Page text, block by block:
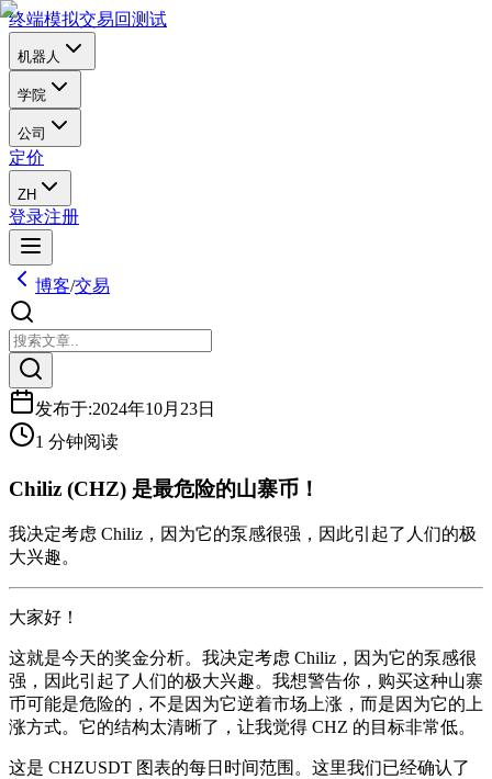
终端模拟交易回测试
机器人
学院
公司
定价
ZH
登录注册
博客/交易
发布于:2024年10月23日
1 分钟阅读
Chiliz (CHZ) 是最危险的山寨币！
我决定考虑 Chiliz，因为它的泵感很强，因此引起了人们的极
大兴趣。
大家好！
这就是今天的奖金分析。我决定考虑 Chiliz，因为它的泵感很
强，因此引起了人们的极大兴趣。我想警告你，购买这种山寨
币可能是危险的，不是因为它逆着市场上涨，而是因为它的上
涨方式。它的结构太清晰了，让我觉得 CHZ 的目标非常低。
这是 CHZUSDT 图表的每日时间范围。这里我们已经确认了